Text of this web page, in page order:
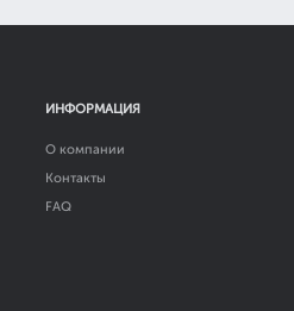
ИНФОРМАЦИЯ
О компании
Контакты
FAQ